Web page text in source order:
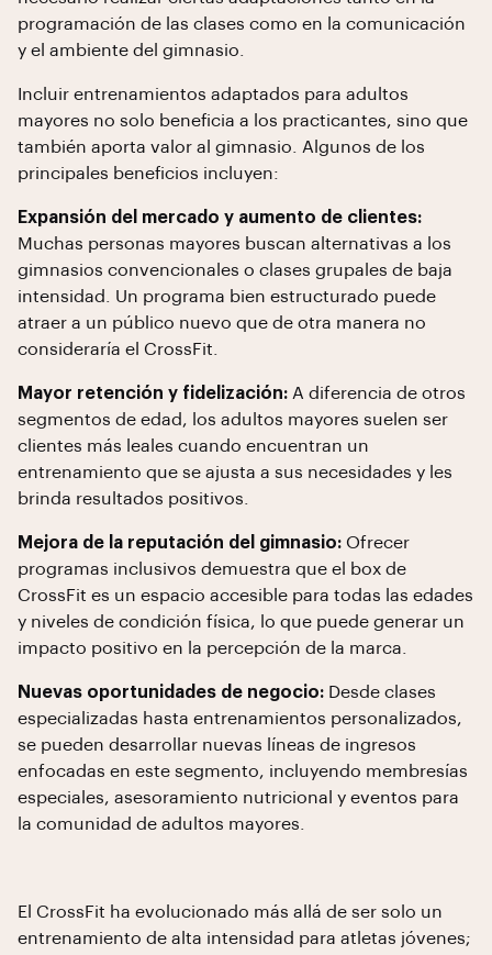
programación de las clases como en la comunicación
y el ambiente del gimnasio.
Incluir entrenamientos adaptados para adultos
mayores no solo beneficia a los practicantes, sino que
también aporta valor al gimnasio. Algunos de los
principales beneficios incluyen:
Expansión del mercado y aumento de clientes:
Muchas personas mayores buscan alternativas a los
gimnasios convencionales o clases grupales de baja
intensidad. Un programa bien estructurado puede
atraer a un público nuevo que de otra manera no
consideraría el CrossFit.
Mayor retención y fidelización: A diferencia de otros
segmentos de edad, los adultos mayores suelen ser
clientes más leales cuando encuentran un
entrenamiento que se ajusta a sus necesidades y les
brinda resultados positivos.
Mejora de la reputación del gimnasio: Ofrecer
programas inclusivos demuestra que el box de
CrossFit es un espacio accesible para todas las edades
y niveles de condición física, lo que puede generar un
impacto positivo en la percepción de la marca.
Nuevas oportunidades de negocio: Desde clases
especializadas hasta entrenamientos personalizados,
se pueden desarrollar nuevas líneas de ingresos
enfocadas en este segmento, incluyendo membresías
especiales, asesoramiento nutricional y eventos para
la comunidad de adultos mayores.
El CrossFit ha evolucionado más allá de ser solo un
entrenamiento de alta intensidad para atletas jóvenes;